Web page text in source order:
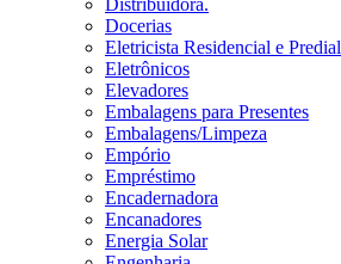
Distribuidora.
Docerias
Eletricista Residencial e Predial
Eletrônicos
Elevadores
Embalagens para Presentes
Embalagens/Limpeza
Empório
Empréstimo
Encadernadora
Encanadores
Energia Solar